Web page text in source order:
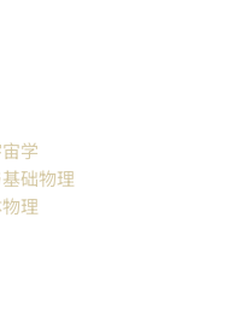
学
础物理
理